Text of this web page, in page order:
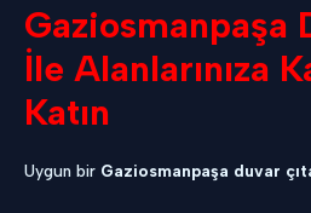
Gaziosmanpaşa
İle Alanlarınıza
Katın
Uygun bir Gaziosmanpaşa duvar